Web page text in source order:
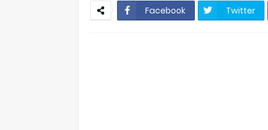
Facebook Twitter